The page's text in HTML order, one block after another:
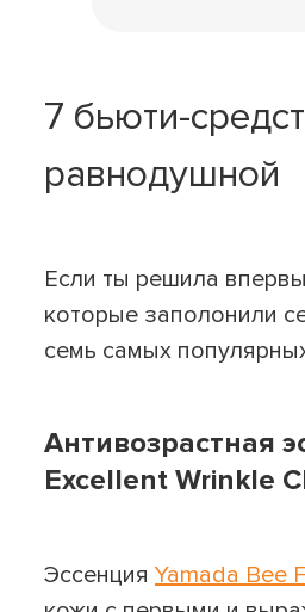
7 бьюти-
равнодушной
Если ты решила
которые заполонили
семь самых
Антивозрастная
Excellent Wrinkle
Эссенция Yamada Bee